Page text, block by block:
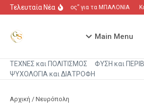
Μετάβαση στο περιεχόμενο
Τελευταία Νέα“Πόλεμος” για τα ΜΠΑΛΟΝΙΑ
Main Menu
ΤΕΧΝΕΣ και ΠΟΛΙΤΙΣΜΟΣ
ΦΥΣΗ και
ΨΥΧΟΛΟΓΙΑ και ΔΙΑΤΡΟΦΗ
Αρχική / Νευρόπολη